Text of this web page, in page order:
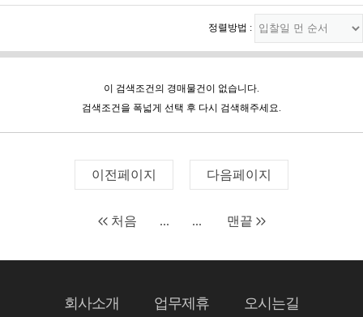
정렬방법 :
이 검색조건의 경매물건이 없습니다.
검색조건을 폭넓게 선택 후 다시 검색해주세요.
이전페이지 다음페이지
처음 ... ... 맨끝
회사소개 업무제휴 오시는길